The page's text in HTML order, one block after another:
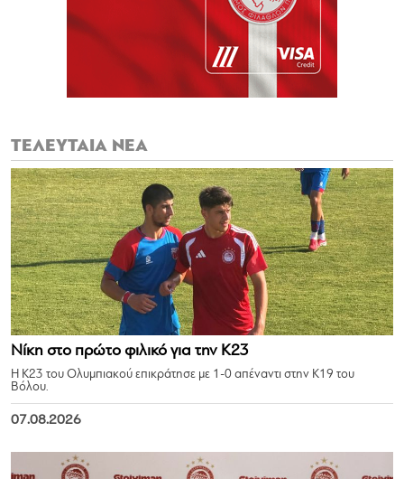
ΤΕΛΕΥΤΑΙΑ ΝΕΑ
Νίκη στο πρώτο φιλικό για την Κ23
Η Κ23 του Ολυμπιακού επικράτησε με 1-0 απέναντι στην Κ19 του
Βόλου.
07.08.2026